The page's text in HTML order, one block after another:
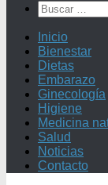
Buscar:
Inicio
Bienestar
Dietas
Embarazo
Ginecología
Higiene
Medicina
Salud
Noticias
Contacto